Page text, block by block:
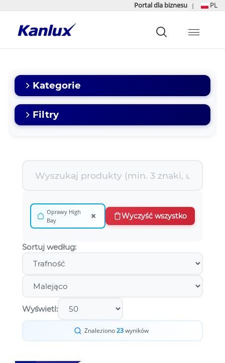
Portal dla biznesu | PL
główna
Kategorie
Filtry
Oprawy High
Bay
× Wyczyść wszystko
Sortuj według:
Wyświetl:
Znaleziono23wyników